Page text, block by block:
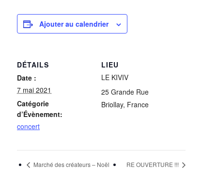
Ajouter au calendrier
DÉTAILS
Date :
7 mai 2021
Catégorie
d’Évènement:
concert
LIEU
LE KIVIV
25 Grande Rue
Briollay, France
Marché des créateurs – Noël RE OUVERTURE !!!